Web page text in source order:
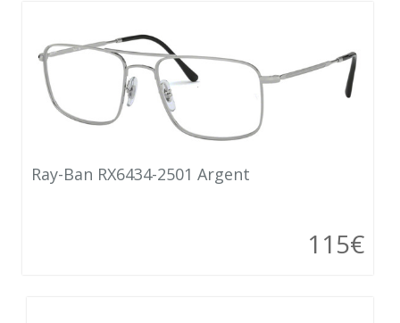
Ray-Ban RX6434-2501 Argent
115€